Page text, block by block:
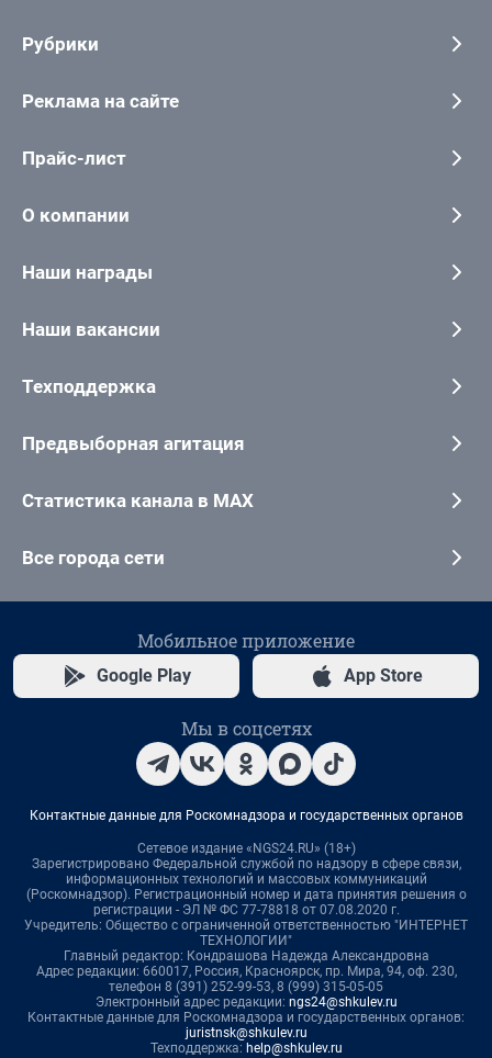
Рубрики
Реклама на сайте
Прайс-лист
О компании
Наши награды
Наши вакансии
Техподдержка
Предвыборная агитация
Статистика канала в MAX
Все города сети
Мобильное приложение
Google Play App Store
Мы в соцсетях
Контактные данные для Роскомнадзора и государственных органов
Сетевое издание «NGS24.RU» (18+)
Зарегистрировано Федеральной службой по надзору в сфере связи,
информационных технологий и массовых коммуникаций
(Роскомнадзор). Регистрационный номер и дата принятия решения о
регистрации - ЭЛ № ФС 77-78818 от 07.08.2020 г.
Учредитель: Общество с ограниченной ответственностью "ИНТЕРНЕТ
ТЕХНОЛОГИИ"
Главный редактор: Кондрашова Надежда Александровна
Адрес редакции: 660017, Россия, Красноярск, пр. Мира, 94, оф. 230,
телефон 8 (391) 252-99-53, 8 (999) 315-05-05
Электронный адрес редакции: ngs24@shkulev.ru
Контактные данные для Роскомнадзора и государственных органов:
juristnsk@shkulev.ru
Техподдержка: help@shkulev.ru